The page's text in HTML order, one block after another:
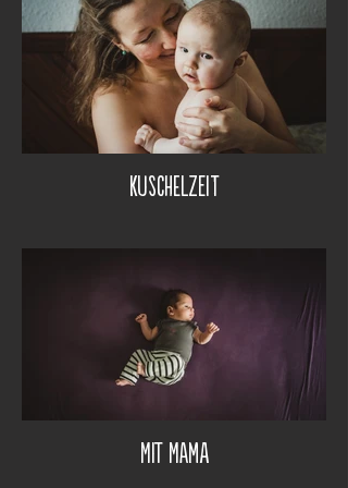
Kuschelzeit
Mit Mama